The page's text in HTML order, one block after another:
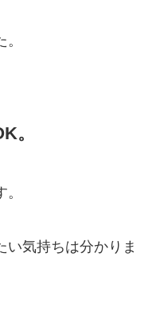
。
い気持ちは分かりま